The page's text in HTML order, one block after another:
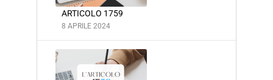
ARTICOLO 1759
8 APRILE 2024